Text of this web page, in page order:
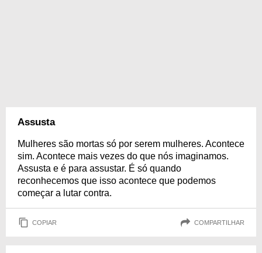
Assusta
Mulheres são mortas só por serem mulheres. Acontece
sim. Acontece mais vezes do que nós imaginamos.
Assusta e é para assustar. É só quando
reconhecemos que isso acontece que podemos
começar a lutar contra.
COPIAR COMPARTILHAR